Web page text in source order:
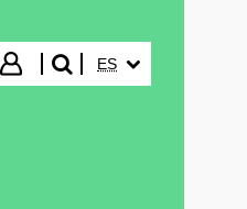
Iniciar sesión
buscar"
ES